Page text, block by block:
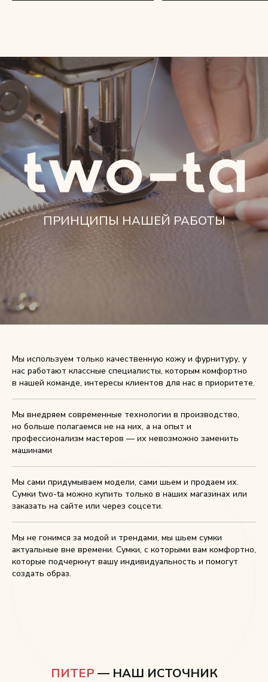
ПРИНЦИПЫ НАШЕЙ РАБОТЫ
Мы используем только качественную кожу и фурнитуру, у
нас работают классные специалисты, которым комфортно
в нашей команде, интересы клиентов для нас в приоритете.
Мы внедряем современные технологии в производство,
но больше полагаемся не на них, а на опыт и
профессионализм мастеров — их невозможно заменить
машинами
Мы сами придумываем модели, сами шьем и продаем их.
Сумки two-ta можно купить только в наших магазинах или
заказать на сайте или через соцсети.
Мы не гонимся за модой и трендами, мы шьем сумки
актуальные вне времени. Сумки, с которыми вам комфортно,
которые подчеркнут вашу индивидуальность и помогут
создать образ.
ПИТЕР — НАШ ИСТОЧНИК